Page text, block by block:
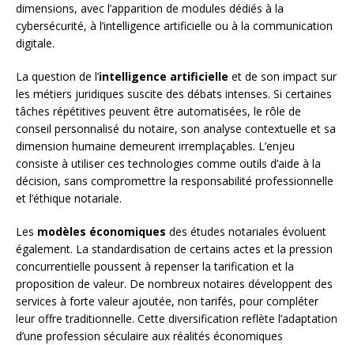
dimensions, avec l’apparition de modules dédiés à la
cybersécurité, à l’intelligence artificielle ou à la communication
digitale.
La question de l’intelligence artificielle et de son impact sur
les métiers juridiques suscite des débats intenses. Si certaines
tâches répétitives peuvent être automatisées, le rôle de
conseil personnalisé du notaire, son analyse contextuelle et sa
dimension humaine demeurent irremplaçables. L’enjeu
consiste à utiliser ces technologies comme outils d’aide à la
décision, sans compromettre la responsabilité professionnelle
et l’éthique notariale.
Les modèles économiques des études notariales évoluent
également. La standardisation de certains actes et la pression
concurrentielle poussent à repenser la tarification et la
proposition de valeur. De nombreux notaires développent des
services à forte valeur ajoutée, non tarifés, pour compléter
leur offre traditionnelle. Cette diversification reflète l’adaptation
d’une profession séculaire aux réalités économiques